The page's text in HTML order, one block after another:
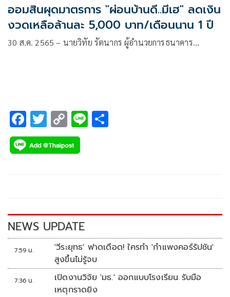
ออมสินผุดมาตรการ "ผ่อนบ้านดี..มีเฮ" ลดเงิน
งวดเหลือล้านละ 5,000 บาท/เดือนนาน 1 ปี
30 ส.ค. 2565 – นายวิทัย รัตนากร ผู้อำนวยการธนาคาร…
F
ac
e
k
T
wi
tt
C
o
p
k
Li
NEWS UPDATE
7:59 น.
'วีระยุทธ' ฟาดเดือด! ใครทำ 'กำแพงคอร์รัปชัน'
สูงขึ้นไม่รู้จบ
7:36 น.
เปิดงานวิจัย 'มธ.' ออกแบบโรงเรียน รับมือ
เหตุกราดยิง